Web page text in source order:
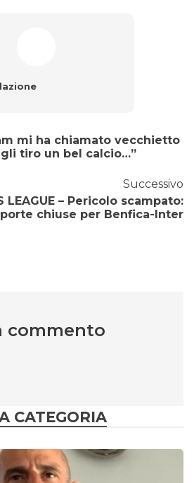
mi ha chiamato vecchietto
tiro un bel calcio…”
Successivo
LEAGUE – Pericolo scampato:
chiuse per Benfica-Inter
commento
CATEGORIA